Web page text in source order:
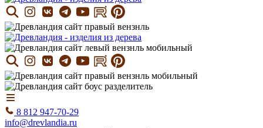
8 812 947-70-29
info@drevlandia.ru